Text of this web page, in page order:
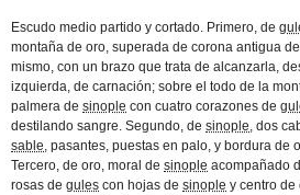
Escudo medio partido y cortado. Primero, de
montaña de oro, superada de corona antigua
mismo, con un brazo que trata de alcanzarla,
izquierda, de carnación; sobre el todo de la
palmera de sinople con cuatro corazones de
destilando sangre. Segundo, de sinople, dos
sable, pasantes, puestas en palo, y bordura de
Tercero, de oro, moral de sinople acompañado
rosas de gules con hojas de sinople y centro de